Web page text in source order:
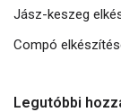
Jász-keszeg
Compó
Legutóbbi